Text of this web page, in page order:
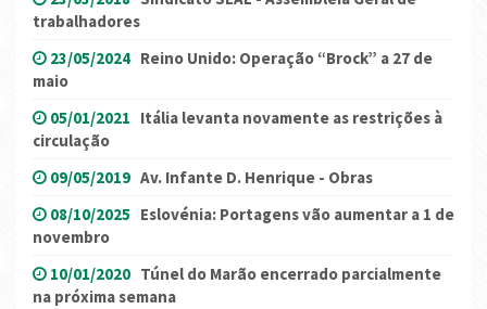
trabalhadores
23/05/2024 Reino Unido: Operação “Brock” a 27 de
maio
05/01/2021 Itália levanta novamente as restrições à
circulação
09/05/2019 Av. Infante D. Henrique - Obras
08/10/2025 Eslovénia: Portagens vão aumentar a 1 de
novembro
10/01/2020 Túnel do Marão encerrado parcialmente
na próxima semana